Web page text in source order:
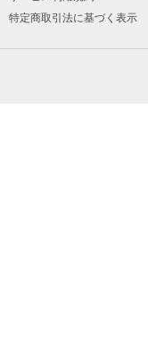
特定商取引法に基づく表示